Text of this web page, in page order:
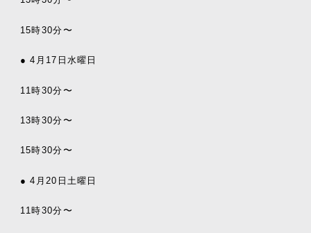
15時30分〜
● 4月17日水曜日
11時30分〜
13時30分〜
15時30分〜
● 4月20日土曜日
11時30分〜